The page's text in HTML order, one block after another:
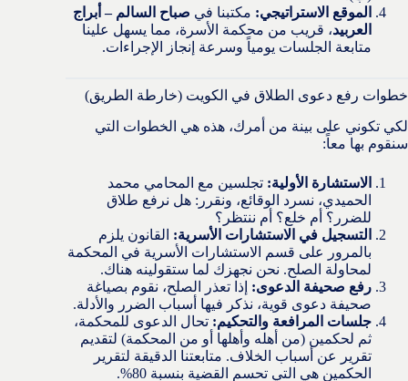
الموقع الاستراتيجي: مكتبنا في صباح السالم – أبراج
العربيد، قريب من محكمة الأسرة، مما يسهل علينا
متابعة الجلسات يومياً وسرعة إنجاز الإجراءات.
خطوات رفع دعوى الطلاق في الكويت (خارطة الطريق)
لكي تكوني على بينة من أمرك، هذه هي الخطوات التي
سنقوم بها معاً:
الاستشارة الأولية: تجلسين مع المحامي محمد
الحميدي، نسرد الوقائع، ونقرر: هل نرفع طلاق
للضرر؟ أم خلع؟ أم ننتظر؟
التسجيل في الاستشارات الأسرية: القانون يلزم
بالمرور على قسم الاستشارات الأسرية في المحكمة
لمحاولة الصلح. نحن نجهزك لما ستقولينه هناك.
رفع صحيفة الدعوى: إذا تعذر الصلح، نقوم بصياغة
صحيفة دعوى قوية، نذكر فيها أسباب الضرر والأدلة.
جلسات المرافعة والتحكيم: تحال الدعوى للمحكمة،
ثم لحكمين (من أهله وأهلها أو من المحكمة) لتقديم
تقرير عن أسباب الخلاف. متابعتنا الدقيقة لتقرير
الحكمين هي التي تحسم القضية بنسبة 80%.